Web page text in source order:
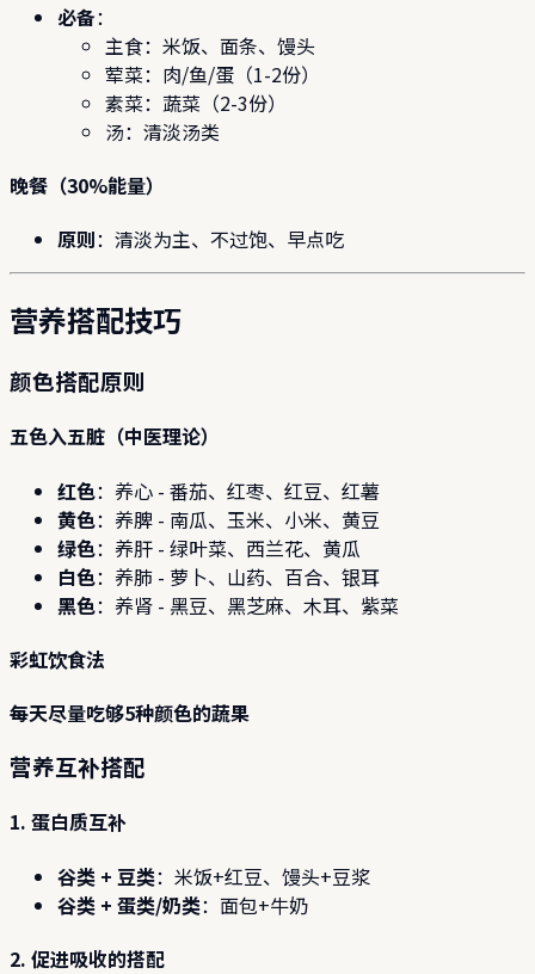
必备：
主食：米饭、面条、馒头
荤菜：肉/鱼/蛋（1-2份）
素菜：蔬菜（2-3份）
汤：清淡汤类
晚餐（30%能量）
原则：清淡为主、不过饱、早点吃
营养搭配技巧
颜色搭配原则
五色入五脏（中医理论）
红色：养心 - 番茄、红枣、红豆、红薯
黄色：养脾 - 南瓜、玉米、小米、黄豆
绿色：养肝 - 绿叶菜、西兰花、黄瓜
白色：养肺 - 萝卜、山药、百合、银耳
黑色：养肾 - 黑豆、黑芝麻、木耳、紫菜
彩虹饮食法
每天尽量吃够5种颜色的蔬果
营养互补搭配
1. 蛋白质互补
谷类 + 豆类：米饭+红豆、馒头+豆浆
谷类 + 蛋类/奶类：面包+牛奶
2. 促进吸收的搭配